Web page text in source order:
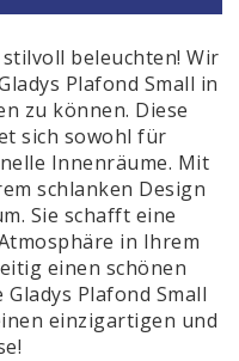
beleuchten! Wir
Plafond Small in
zu können. Diese
sich sowohl für
Innenräume. Mit
schlanken Design
Sie schafft eine
in Ihrem
einen schönen
Plafond Small
einzigartigen und